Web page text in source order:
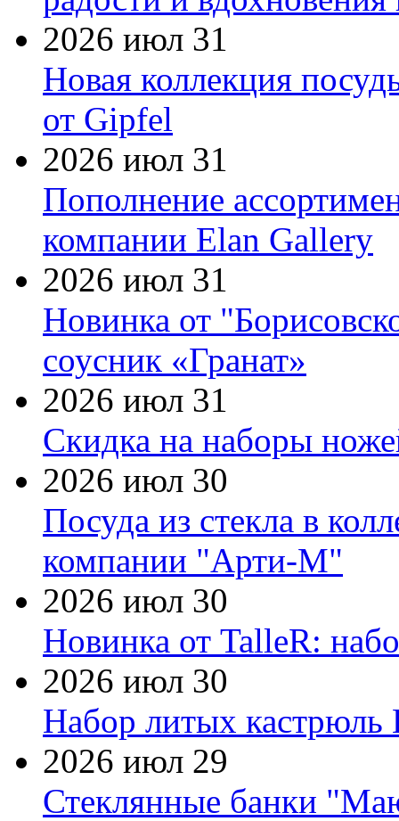
2026 июл 31
Новая коллекция
от Gipfel
2026 июл 31
Пополнение
компании Elan Gallery
2026 июл 31
Новинка от
соусник «Гранат»
2026 июл 31
Скидка на наборы
2026 июл 30
Посуда из стекла в
компании "Арти-М"
2026 июл 30
Новинка от TalleR:
2026 июл 30
Набор литых кастрюль
2026 июл 29
Стеклянные банки